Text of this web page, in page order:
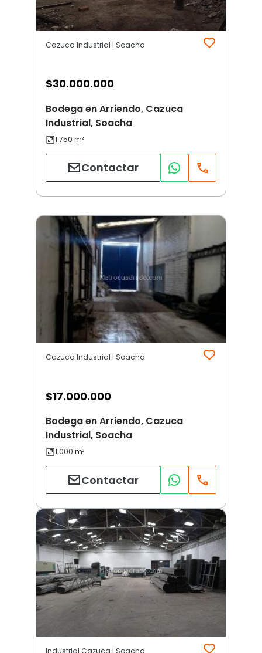
Cazuca Industrial | Soacha
$30.000.000
Bodega en Arriendo, Cazuca
Industrial, Soacha
Contactar
Cazuca Industrial | Soacha
$17.000.000
Bodega en Arriendo, Cazuca
Industrial, Soacha
Contactar
Industrial Cazuca | Soacha